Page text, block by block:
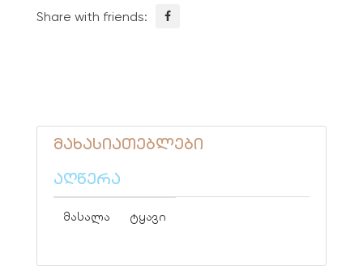
Share with friends:
მახასიათებლები
აღწერა
მასალა ტყავი